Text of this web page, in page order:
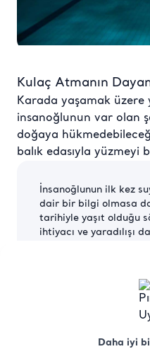
Daha iyi
Kulaç Atmanın
Karada yaşamak üzere
insanoğlunun var olan
doğaya
balık edasıyla yüzmeyi
İnsanoğlunun ilk kez
dair bir bilgi olmasa
tarihiyle yaşıt olduğu
ihtiyacı ve yaradılışı
yıllarında
olduğunu söylemek
bugünkü
sergilenen